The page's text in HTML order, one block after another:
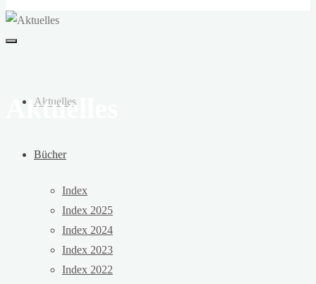
Aktuelles
Bücher
Index
Index 2025
Index 2024
Index 2023
Index 2022
Aktuelles